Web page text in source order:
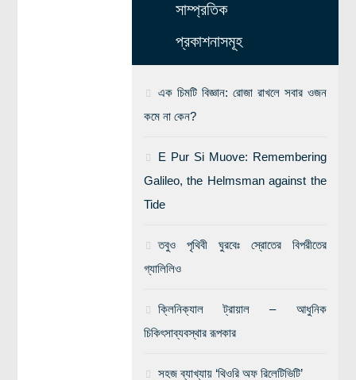
সাম্প্রতিক
প্রকাশনাসমূহ
এক চিমটি বিজ্ঞান: রোজা রাখলে সবার ওজন
কমে না কেন?
E Pur Si Muove: Remembering
Galileo, the Helmsman against the
Tide
তবুও পৃথিবী ঘুরবেঃ স্রোতের বিপরীতের
গ্যালিলিও
ক্লিনিক্যাল ট্রায়াল – আধুনিক
চিকিৎসাব্যবস্থার রূপকার
সহজ ব্যাখ্যায় ‘থিওরি অফ রিলেটিভিটি’